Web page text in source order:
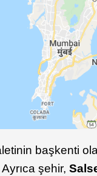
başkenti
şehir,